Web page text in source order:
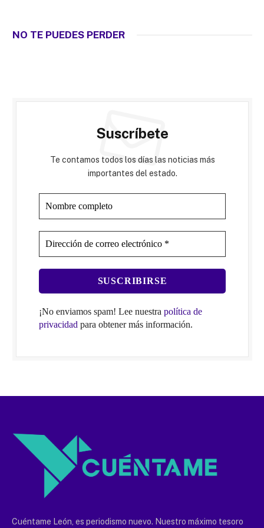
NO TE PUEDES PERDER
Suscríbete
Te contamos todos los días las noticias más
importantes del estado.
¡No enviamos spam! Lee nuestra política de
privacidad para obtener más información.
Cuéntame León, es periodismo nuevo. Nuestro máximo tesoro